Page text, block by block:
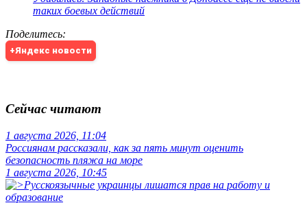
таких боевых действий
Поделитесь:
+Яндекс новости
Сейчас читают
1 августа 2026, 11:04
Россиянам рассказали, как за пять минут оценить
безопасность пляжа на море
1 августа 2026, 10:45